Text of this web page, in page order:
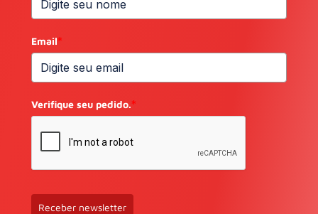
Email*
Verifique seu pedido.*
Receber newsletter